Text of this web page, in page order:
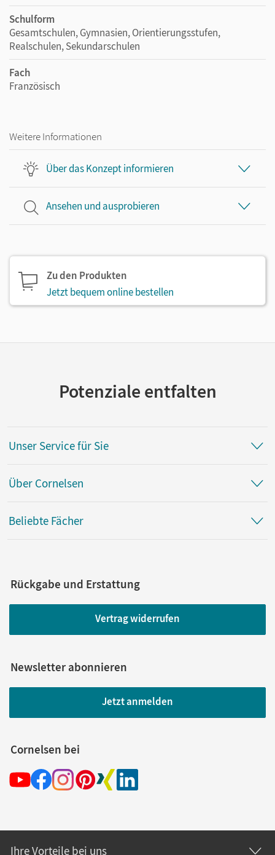
Schulform
Gesamtschulen, Gymnasien, Orientierungsstufen,
Realschulen, Sekundarschulen
Fach
Französisch
Weitere Informationen
Über das Konzept informieren
Ansehen und ausprobieren
Zu den Produkten
Jetzt bequem online bestellen
Potenziale entfalten
Unser Service für Sie
Über Cornelsen
Beliebte Fächer
Rückgabe und Erstattung
Vertrag widerrufen
Newsletter abonnieren
Jetzt anmelden
Cornelsen bei
Ihre Vorteile bei uns